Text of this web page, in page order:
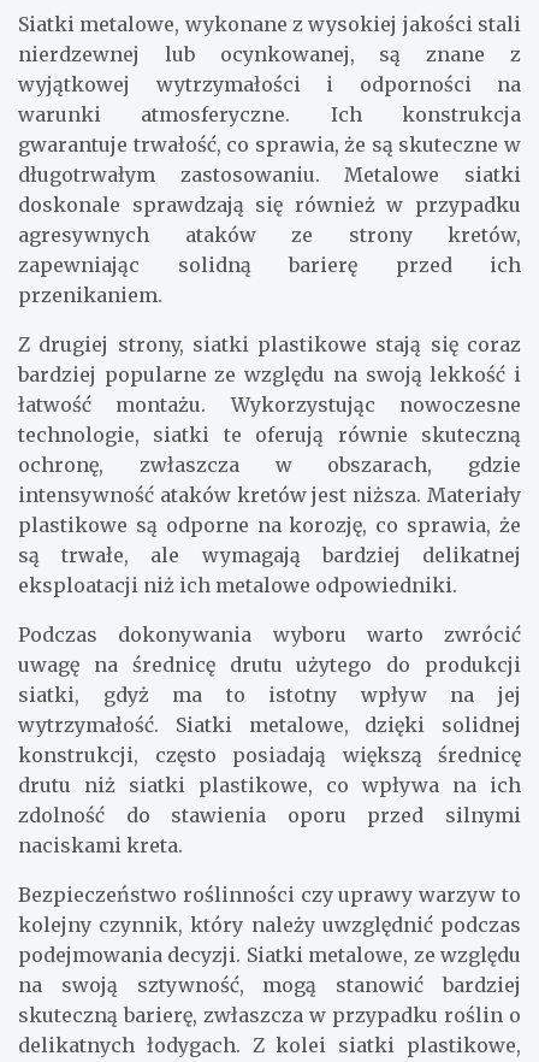
Siatki metalowe, wykonane z wysokiej jakości stali
nierdzewnej lub ocynkowanej, są znane z
wyjątkowej wytrzymałości i odporności na
warunki atmosferyczne. Ich konstrukcja
gwarantuje trwałość, co sprawia, że są skuteczne w
długotrwałym zastosowaniu. Metalowe siatki
doskonale sprawdzają się również w przypadku
agresywnych ataków ze strony kretów,
zapewniając solidną barierę przed ich
przenikaniem.
Z drugiej strony, siatki plastikowe stają się coraz
bardziej popularne ze względu na swoją lekkość i
łatwość montażu. Wykorzystując nowoczesne
technologie, siatki te oferują równie skuteczną
ochronę, zwłaszcza w obszarach, gdzie
intensywność ataków kretów jest niższa. Materiały
plastikowe są odporne na korozję, co sprawia, że
są trwałe, ale wymagają bardziej delikatnej
eksploatacji niż ich metalowe odpowiedniki.
Podczas dokonywania wyboru warto zwrócić
uwagę na średnicę drutu użytego do produkcji
siatki, gdyż ma to istotny wpływ na jej
wytrzymałość. Siatki metalowe, dzięki solidnej
konstrukcji, często posiadają większą średnicę
drutu niż siatki plastikowe, co wpływa na ich
zdolność do stawienia oporu przed silnymi
naciskami kreta.
Bezpieczeństwo roślinności czy uprawy warzyw to
kolejny czynnik, który należy uwzględnić podczas
podejmowania decyzji. Siatki metalowe, ze względu
na swoją sztywność, mogą stanowić bardziej
skuteczną barierę, zwłaszcza w przypadku roślin o
delikatnych łodygach. Z kolei siatki plastikowe,